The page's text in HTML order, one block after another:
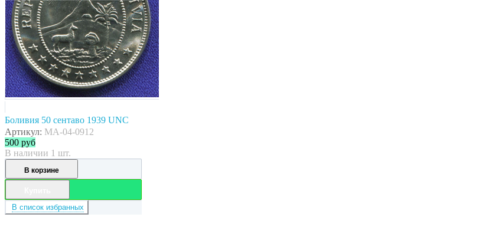
Боливия 50 сентаво 1939 UNC
Артикул: MA-04-0912
500 руб
В наличии 1 шт.
В корзине
В список избранных